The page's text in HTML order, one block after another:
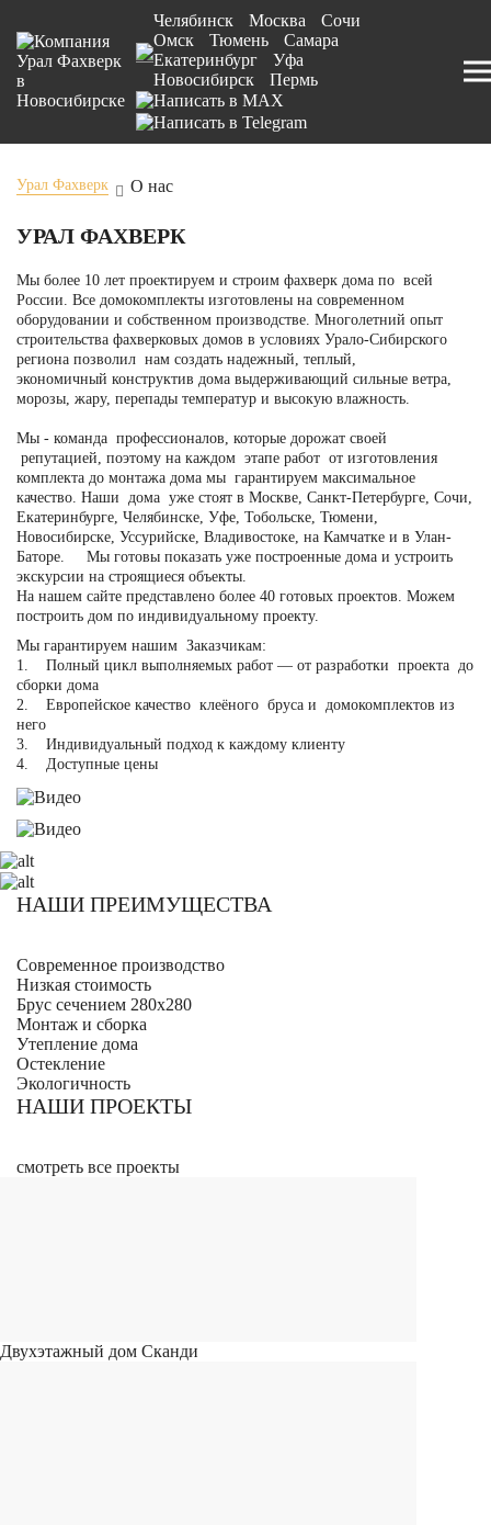
Челябинск Москва
Сочи
Омск
Тюмень
Самара
Екатеринбург
Уфа
Новосибирск
Пермь
Урал Фахверк О нас
УРАЛ ФАХВЕРК
Мы более 10 лет проектируем и строим фахверк дома по всей
России. Все домокомплекты изготовлены на современном
оборудовании и собственном производстве. Многолетний опыт
строительства фахверковых домов в условиях Урало-Сибирского
региона позволил нам создать надежный, теплый,
экономичный конструктив дома выдерживающий сильные ветра,
морозы, жару, перепады температур и высокую влажность.
Мы - команда профессионалов, которые дорожат своей
репутацией, поэтому на каждом этапе работ от изготовления
комплекта до монтажа дома мы гарантируем максимальное
качество. Наши дома уже стоят в Москве, Санкт-Петербурге, Сочи,
Екатеринбурге, Челябинске, Уфе, Тобольске, Тюмени,
Новосибирске, Уссурийске, Владивостоке, на Камчатке и в Улан-
Баторе. Мы готовы показать уже построенные дома и устроить
экскурсии на строящиеся объекты.
На нашем сайте представлено более 40 готовых проектов. Можем
построить дом по индивидуальному проекту.
Мы гарантируем нашим Заказчикам:
1. Полный цикл выполняемых работ — от разработки проекта до
сборки дома
2. Европейское качество клеёного бруса и домокомплектов из
него
3. Индивидуальный подход к каждому клиенту
4. Доступные цены
НАШИ ПРЕИМУЩЕСТВА
Современное производство
Низкая стоимость
Брус сечением 280х280
Монтаж и сборка
Утепление дома
Остекление
Экологичность
НАШИ ПРОЕКТЫ
смотреть все проекты
Двухэтажный дом Сканди